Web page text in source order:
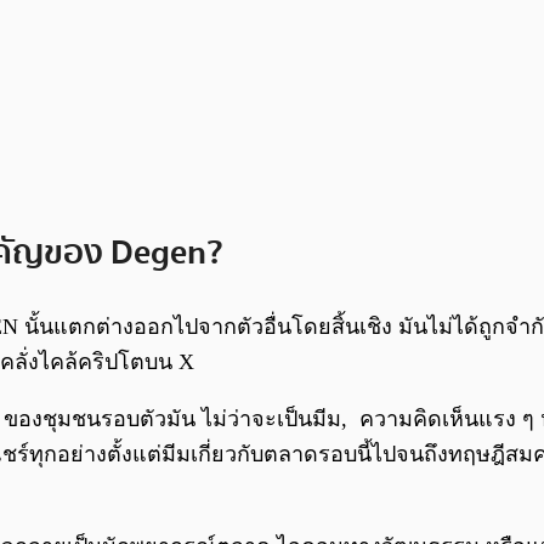
ญของ Degen?
นั้นแตกต่างออกไปจากตัวอื่นโดยสิ้นเชิง มันไม่ได้ถูก
ลั่งไคล้คริปโตบน X
งชุมชนรอบตัวมัน ไม่ว่าจะเป็นมีม, ความคิดเห็นแรง
ทุกอย่างตั้งแต่มีมเกี่ยวกับตลาดรอบนี้ไปจนถึงทฤษฎีสม